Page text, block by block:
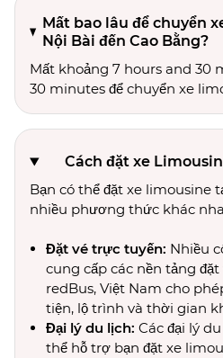
Mất bao lâu để chuyển
Nội Bài đến Cao Bằng?
Mất khoảng 7 hours and 30
30 minutes để chuyển xe
Cách đặt xe
Bạn có thể đặt xe limousine
nhiều phương thức khác
Đặt vé trực tuyến: Nhiều
cung cấp các nền tảng
redBus, Việt Nam cho
tiện, lộ trình và thời gian
Đại lý du lịch: Các đại lý
thể hỗ trợ bạn đặt xe